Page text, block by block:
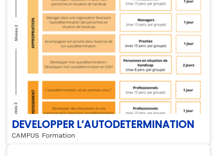
DEVELOPPER L’AUTODETERMINATION
CAMPUS Formation